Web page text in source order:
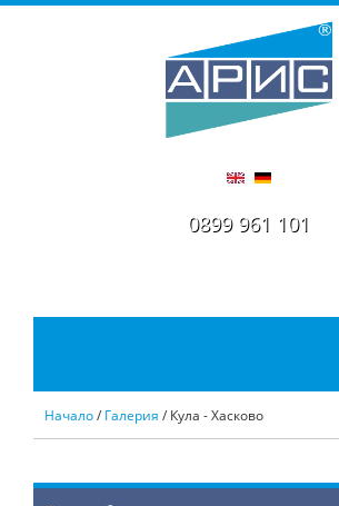
0899 961 101
Начало/ Галерия / Кула - Хасково